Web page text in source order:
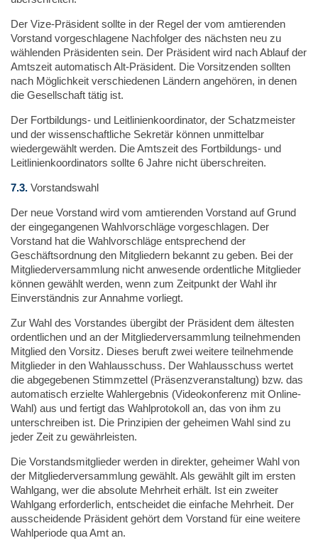
Der Vize-Präsident sollte in der Regel der vom amtierenden
Vorstand vorgeschlagene Nachfolger des nächsten neu zu
wählenden Präsidenten sein. Der Präsident wird nach Ablauf der
Amtszeit automatisch Alt-Präsident. Die Vorsitzenden sollten
nach Möglichkeit verschiedenen Ländern angehören, in denen
die Gesellschaft tätig ist.
Der Fortbildungs- und Leitlinienkoordinator, der Schatzmeister
und der wissenschaftliche Sekretär können unmittelbar
wiedergewählt werden. Die Amtszeit des Fortbildungs- und
Leitlinienkoordinators sollte 6 Jahre nicht überschreiten.
7.3. Vorstandswahl
Der neue Vorstand wird vom amtierenden Vorstand auf Grund
der eingegangenen Wahlvorschläge vorgeschlagen. Der
Vorstand hat die Wahlvorschläge entsprechend der
Geschäftsordnung den Mitgliedern bekannt zu geben. Bei der
Mitgliederversammlung nicht anwesende ordentliche Mitglieder
können gewählt werden, wenn zum Zeitpunkt der Wahl ihr
Einverständnis zur Annahme vorliegt.
Zur Wahl des Vorstandes übergibt der Präsident dem ältesten
ordentlichen und an der Mitgliederversammlung teilnehmenden
Mitglied den Vorsitz. Dieses beruft zwei weitere teilnehmende
Mitglieder in den Wahlausschuss. Der Wahlausschuss wertet
die abgegebenen Stimmzettel (Präsenzveranstaltung) bzw. das
automatisch erzielte Wahlergebnis (Videokonferenz mit Online-
Wahl) aus und fertigt das Wahlprotokoll an, das von ihm zu
unterschreiben ist. Die Prinzipien der geheimen Wahl sind zu
jeder Zeit zu gewährleisten.
Die Vorstandsmitglieder werden in direkter, geheimer Wahl von
der Mitgliederversammlung gewählt. Als gewählt gilt im ersten
Wahlgang, wer die absolute Mehrheit erhält. Ist ein zweiter
Wahlgang erforderlich, entscheidet die einfache Mehrheit. Der
ausscheidende Präsident gehört dem Vorstand für eine weitere
Wahlperiode qua Amt an.